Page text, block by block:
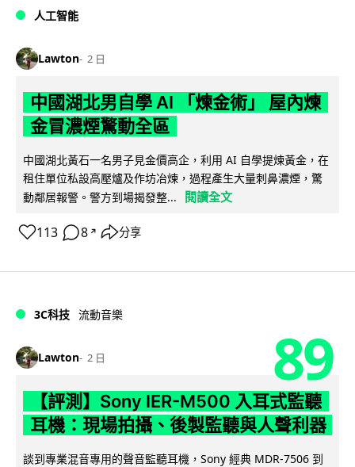
人工智能
Lawton 2 日
中國湖北男自學 AI 「煉金術」 屋內煉
金冒濃煙驚動全區
中國湖北黃石一名男子見金價高企，利用 AI 自學提煉黃金，在
租住單位私設高壓爐及作坊冶煉，過程產生大量刺鼻濃煙，驚
動鄰居報警。警方到場揭發整...
閱讀全文
113 8 ↗ 分享
3C科技 流動音樂
Lawton 2 日 89
【評測】Sony IER-M500 入耳式監聽
耳機：現場拍攝、後製監聽與人聲利器
談到專業混音專用的聲音監聽耳機，Sony 經典 MDR-7506 到